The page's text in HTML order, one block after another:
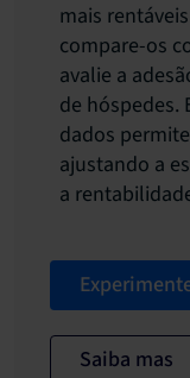
mais
compare-os
avalie a
de hóspedes.
dados
ajustando a
a
Saiba mas